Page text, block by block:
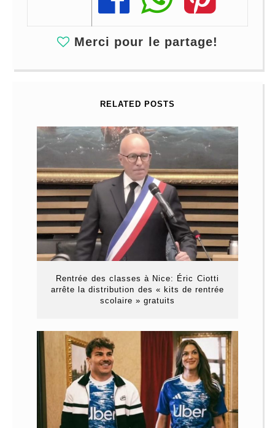
Merci pour le partage!
RELATED POSTS
Rentrée des classes à Nice: Éric Ciotti
arrête la distribution des « kits de rentrée
scolaire » gratuits